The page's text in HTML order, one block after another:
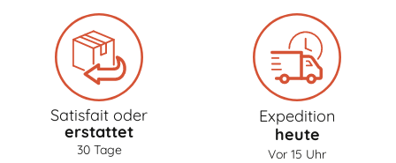
Satisfait oder
erstattet
30 Tage
Expedition
heute
Vor 15 Uhr